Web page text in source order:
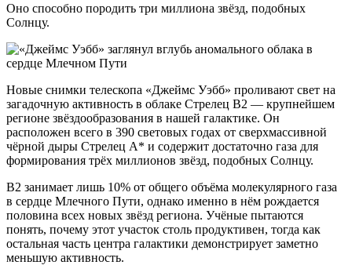
Оно способно породить три миллиона звёзд, подобных
Солнцу.
Новые снимки телескопа «Джеймс Уэбб» проливают свет на
загадочную активность в облаке Стрелец B2 — крупнейшем
регионе звёздообразования в нашей галактике. Он
расположен всего в 390 световых годах от сверхмассивной
чёрной дыры Стрелец A* и содержит достаточно газа для
формирования трёх миллионов звёзд, подобных Солнцу.
B2 занимает лишь 10% от общего объёма молекулярного газа
в сердце Млечного Пути, однако именно в нём рождается
половина всех новых звёзд региона. Учёные пытаются
понять, почему этот участок столь продуктивен, тогда как
остальная часть центра галактики демонстрирует заметно
меньшую активность.